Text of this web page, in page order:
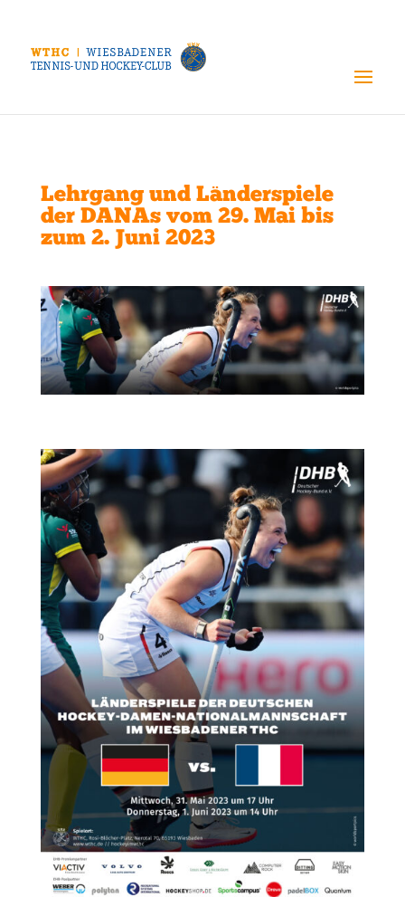
Lehrgang und Länderspiele
der DANAs vom 29. Mai bis
zum 2. Juni 2023